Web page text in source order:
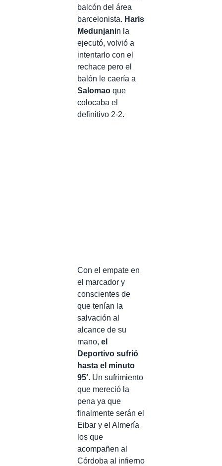
balcón del área
barcelonista. Haris
Medunjanin la
ejecutó, volvió a
intentarlo con el
rechace pero el
balón le caería a
Salomao que
colocaba el
definitivo 2-2.
Con el empate en
el marcador y
conscientes de
que tenían la
salvación al
alcance de su
mano, el
Deportivo sufrió
hasta el minuto
95′. Un sufrimiento
que mereció la
pena ya que
finalmente serán el
Eibar y el Almería
los que
acompañen al
Córdoba al infierno